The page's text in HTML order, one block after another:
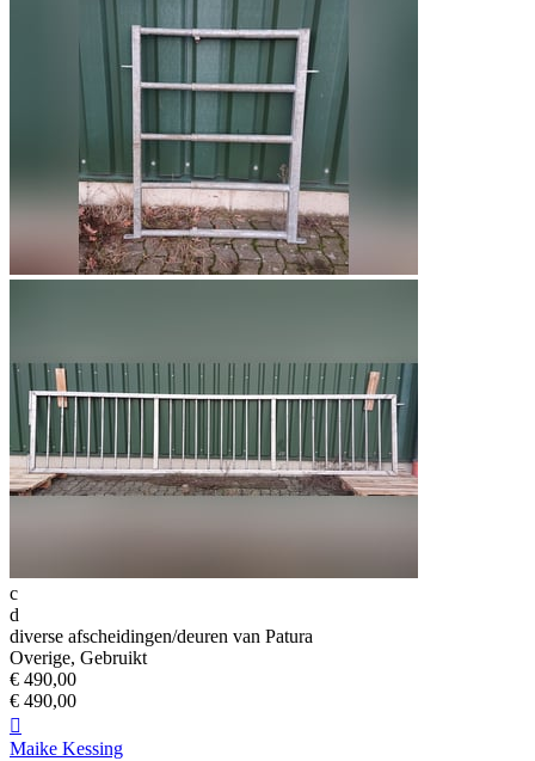
c
d
diverse afscheidingen/deuren van Patura
Overige, Gebruikt
€ 490,00
€ 490,00

Maike Kessing